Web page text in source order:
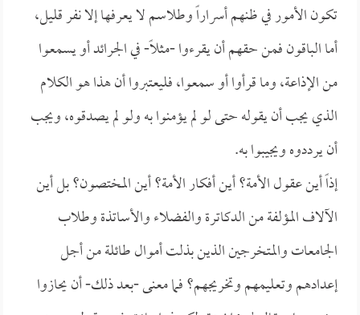
تكون الأمور في ظنهم أسراراً وطلاسم لا يعرفها إلا نفر قليل،
أما الباقون فمن حقهم أن يقرءوا -مثلاً- في الجرائد أو يسمعوا
من الإذاعة، وما قرأوا أو سمعوا، فليعتبروا أن هذا هو الكلام
الذي يجب أن يقوله حتى لو لم يؤمنوا به ولو لم يصدقوه، ويجب
أن يرددوه ويجيبوا به.
إذاً أين عقول الأمة؟ أين أفكار الأمة؟ أين المختصون؟ بل أين
الآلاف المؤلفة من الدكاترة والفضلاء والأساتذة وطلاب
الجامعات والمتخرجين الذين بذلت أموال طائلة من أجل
إعدادهم وتعليمهم وتخريجهم؟ فما معنى -بعد ذلك- أن يحازوا